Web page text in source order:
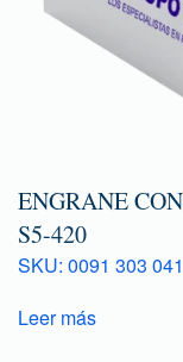
ENGRANE
S5-420
SKU: 0091 303 041
Leer más